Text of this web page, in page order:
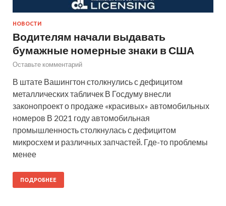
НОВОСТИ
Водителям начали выдавать
бумажные номерные знаки в США
Оставьте комментарий
В штате Вашингтон столкнулись с дефицитом
металлических табличек В Госдуму внесли
законопроект о продаже «красивых» автомобильных
номеров В 2021 году автомобильная
промышленность столкнулась с дефицитом
микросхем и различных запчастей. Где-то проблемы
менее
ПОДРОБНЕЕ